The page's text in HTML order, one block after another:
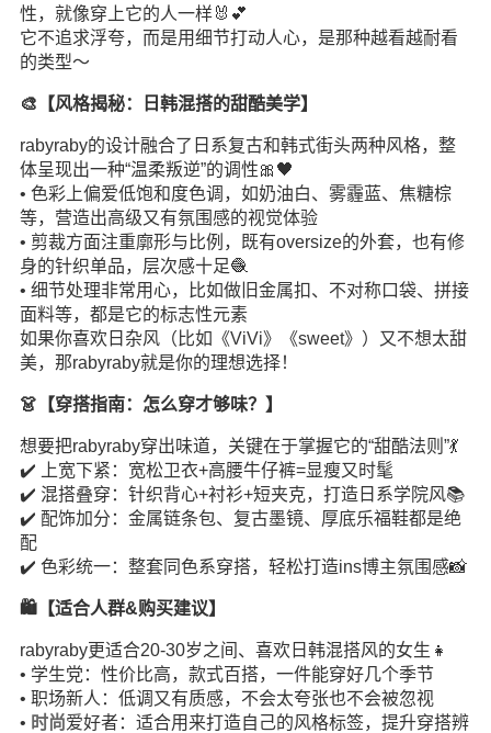
性，就像穿上它的人一样🐰💕
它不追求浮夸，而是用细节打动人心，是那种越看越耐看
的类型～
🎨【风格揭秘：日韩混搭的甜酷美学】
rabyraby的设计融合了日系复古和韩式街头两种风格，整
体呈现出一种“温柔叛逆”的调性🎀🖤
• 色彩上偏爱低饱和度色调，如奶油白、雾霾蓝、焦糖棕
等，营造出高级又有氛围感的视觉体验
• 剪裁方面注重廓形与比例，既有oversize的外套，也有修
身的针织单品，层次感十足🧶
• 细节处理非常用心，比如做旧金属扣、不对称口袋、拼接
面料等，都是它的标志性元素
如果你喜欢日杂风（比如《ViVi》《sweet》）又不想太甜
美，那rabyraby就是你的理想选择！
👗【穿搭指南：怎么穿才够味？】
想要把rabyraby穿出味道，关键在于掌握它的“甜酷法则”💃
✔️ 上宽下紧：宽松卫衣+高腰牛仔裤=显瘦又时髦
✔️ 混搭叠穿：针织背心+衬衫+短夹克，打造日系学院风📚
✔️ 配饰加分：金属链条包、复古墨镜、厚底乐福鞋都是绝
配
✔️ 色彩统一：整套同色系穿搭，轻松打造ins博主氛围感📸
🛍️【适合人群&购买建议】
rabyraby更适合20-30岁之间、喜欢日韩混搭风的女生👧
• 学生党：性价比高，款式百搭，一件能穿好几个季节
• 职场新人：低调又有质感，不会太夸张也不会被忽视
• 时尚爱好者：适合用来打造自己的风格标签，提升穿搭辨